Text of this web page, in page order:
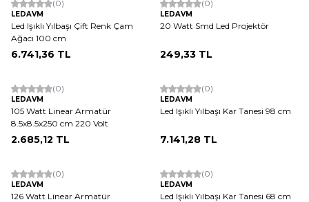
(0)
LEDAVM
Led Işıklı Yılbaşı Çift Renk Çam
Ağacı 100 cm
6.741,36 TL
(0)
LEDAVM
20 Watt Smd Led Projektör
249,33 TL
(0)
LEDAVM
105 Watt Linear Armatür
8.5x8.5x250 cm 220 Volt
2.685,12 TL
(0)
LEDAVM
Led Işıklı Yılbaşı Kar Tanesi 98 cm
7.141,28 TL
(0)
LEDAVM
126 Watt Linear Armatür
(0)
LEDAVM
Led Işıklı Yılbaşı Kar Tanesi 68 cm